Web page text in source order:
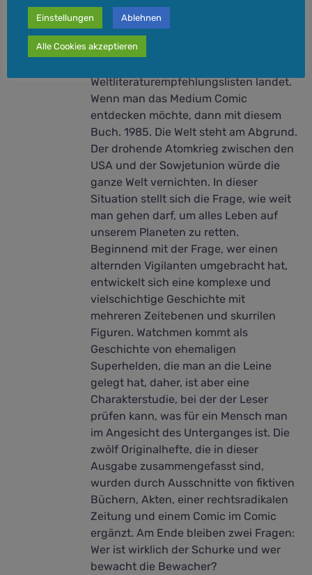
Watchmen gilt als bester Comic der
Welt, der immer wieder – zu Recht – auf
Weltliteraturempfehlungslisten landet.
Wenn man das Medium Comic
entdecken möchte, dann mit diesem
Buch. 1985. Die Welt steht am Abgrund.
Der drohende Atomkrieg zwischen den
USA und der Sowjetunion würde die
ganze Welt vernichten. In dieser
Situation stellt sich die Frage, wie weit
man gehen darf, um alles Leben auf
unserem Planeten zu retten.
Beginnend mit der Frage, wer einen
alternden Vigilanten umgebracht hat,
entwickelt sich eine komplexe und
vielschichtige Geschichte mit
mehreren Zeitebenen und skurrilen
Figuren. Watchmen kommt als
Geschichte von ehemaligen
Superhelden, die man an die Leine
gelegt hat, daher, ist aber eine
Charakterstudie, bei der der Leser
prüfen kann, was für ein Mensch man
im Angesicht des Unterganges ist. Die
zwölf Originalhefte, die in dieser
Ausgabe zusammengefasst sind,
wurden durch Ausschnitte von fiktiven
Büchern, Akten, einer rechtsradikalen
Zeitung und einem Comic im Comic
ergänzt. Am Ende bleiben zwei Fragen:
Wer ist wirklich der Schurke und wer
bewacht die Bewacher?
Einstellungen Ablehnen
Alle Cookies akzeptieren